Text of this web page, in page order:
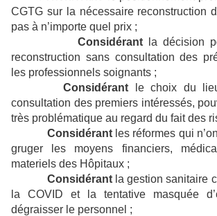
CGTG sur la nécessaire reconstruction
pas à n’importe quel prix ;
Considérant la décision
reconstruction sans consultation des
les professionnels soignants ;
Considérant le choix du
consultation des premiers intéressés,
très problématique au regard du fait des
Considérant les réformes qui
gruger les moyens financiers,
materiels des Hôpitaux ;
Considérantla gestion sanitaire
la COVID et la tentative masquée
dégraisser le personnel ;